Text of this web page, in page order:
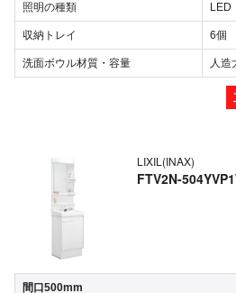
照明の種類 LED
収納トレイ 6個
洗面ボウル材質・容量 人造
LIXIL(INAX)
FTV2N-
間口500mm